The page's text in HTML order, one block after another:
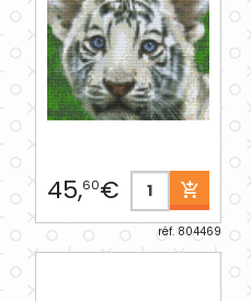
45,60€
réf. 804469